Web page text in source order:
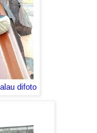
difoto